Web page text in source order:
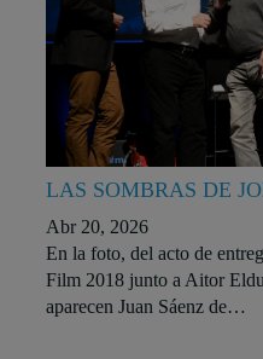
LAS SOMBRAS DE
Abr 20, 2026
En la foto, del acto de
Film 2018 junto a Aitor
aparecen Juan Sáenz de…